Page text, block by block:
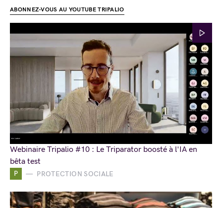
P PROTECTION SOCIALE
ABONNEZ-VOUS AU YOUTUBE TRIPALIO
Webinaire Tripalio #10 : Le Triparator boosté à l'IA en
bêta test